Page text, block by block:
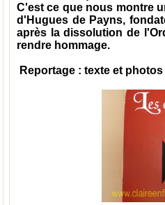
C'est ce que nous montre
d' Hugues de Payns,
après la dissolution de
rendre hommage.
Reportage : texte et